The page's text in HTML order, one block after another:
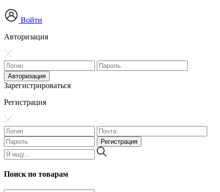
Войти
Авторизация
Зарегистрироваться
Регистрация
Поиск по товарам